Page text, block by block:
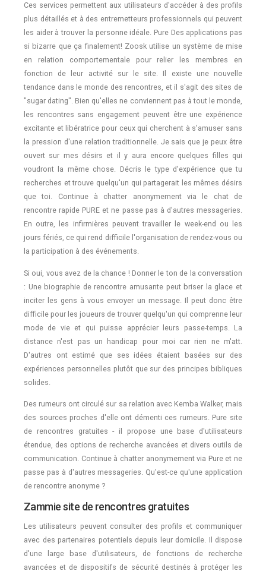
Ces services permettent aux utilisateurs d'accéder à des profils
plus détaillés et à des entremetteurs professionnels qui peuvent
les aider à trouver la personne idéale. Pure Des applications pas
si bizarre que ça finalement! Zoosk utilise un système de mise
en relation comportementale pour relier les membres en
fonction de leur activité sur le site. Il existe une nouvelle
tendance dans le monde des rencontres, et il s'agit des sites de
"sugar dating". Bien qu'elles ne conviennent pas à tout le monde,
les rencontres sans engagement peuvent être une expérience
excitante et libératrice pour ceux qui cherchent à s'amuser sans
la pression d'une relation traditionnelle. Je sais que je peux être
ouvert sur mes désirs et il y aura encore quelques filles qui
voudront la même chose. Décris le type d'expérience que tu
recherches et trouve quelqu'un qui partagerait les mêmes désirs
que toi. Continue à chatter anonymement via le chat de
rencontre rapide PURE et ne passe pas à d'autres messageries.
En outre, les infirmières peuvent travailler le week-end ou les
jours fériés, ce qui rend difficile l'organisation de rendez-vous ou
la participation à des événements.
Si oui, vous avez de la chance ! Donner le ton de la conversation
: Une biographie de rencontre amusante peut briser la glace et
inciter les gens à vous envoyer un message. Il peut donc être
difficile pour les joueurs de trouver quelqu'un qui comprenne leur
mode de vie et qui puisse apprécier leurs passe-temps. La
distance n'est pas un handicap pour moi car rien ne m'att.
D'autres ont estimé que ses idées étaient basées sur des
expériences personnelles plutôt que sur des principes bibliques
solides.
Des rumeurs ont circulé sur sa relation avec Kemba Walker, mais
des sources proches d'elle ont démenti ces rumeurs. Pure site
de rencontres gratuites - il propose une base d'utilisateurs
étendue, des options de recherche avancées et divers outils de
communication. Continue à chatter anonymement via Pure et ne
passe pas à d'autres messageries. Qu'est-ce qu'une application
de rencontre anonyme ?
Zammie site de rencontres gratuites
Les utilisateurs peuvent consulter des profils et communiquer
avec des partenaires potentiels depuis leur domicile. Il dispose
d'une large base d'utilisateurs, de fonctions de recherche
avancées et de dispositifs de sécurité destinés à protéger les